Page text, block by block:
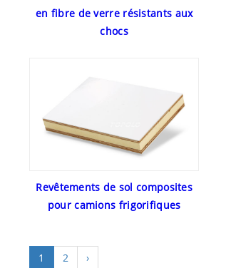
en fibre de verre résistants aux
chocs
Revêtements de sol composites
pour camions frigorifiques
1 2 ›